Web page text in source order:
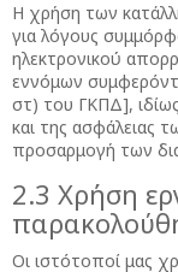
Η χρήση των
για λόγους
ηλεκτρονικού
εννόμων
στ) του ΓΚΠΔ], ιδίως
και της ασφάλειας
προσαρμογή των
2.3 Χρήση
Οι ιστότοποί μας